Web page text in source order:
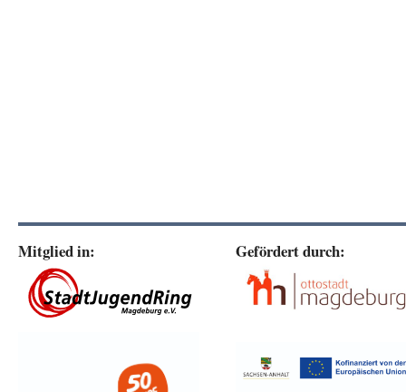
Mitglied in: Gefördert durch: